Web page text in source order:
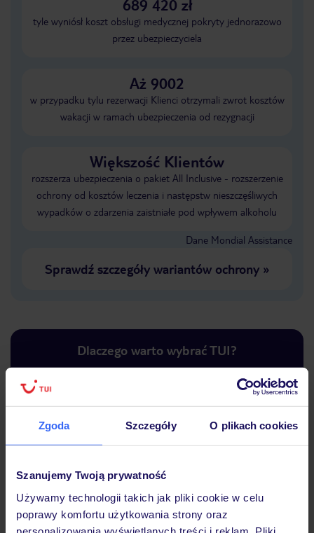
Zgoda Szczegóły O plikach cookies
Szanujemy Twoją prywatność
Używamy technologii takich jak pliki cookie w celu
poprawy komfortu użytkowania strony oraz
689 420 zł
tyle wyniósł koszt obsługi medycznej pokryty jednorazowo
przez ubezpieczyciela
Aż 9002
w przypadku tylu rezerwacji Klienci otrzymali zwrot kosztów
wakacji w ramach ubezpieczenia od rezygnacji
Większość Klientów
rozszerza ubezpieczenia o pakiet All Inclusive - rozszerzenie
ochrony od kosztów leczenia i następstw nieszczęśliwych
wypadków o zdarzenia zaistniałe pod wpływem alkoholu
Dane Mondial Assistance
Sprawdź szczegóły wariantów ochrony»
Dlaczego warto wybrać TUI?
Lider niskich cen
Największe biuro
30 lat w